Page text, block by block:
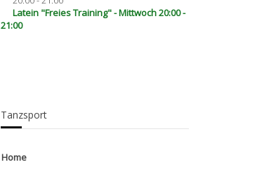
Latein "Freies Training" - Mittwoch 20:00 -
21:00
Tanzsport
Home